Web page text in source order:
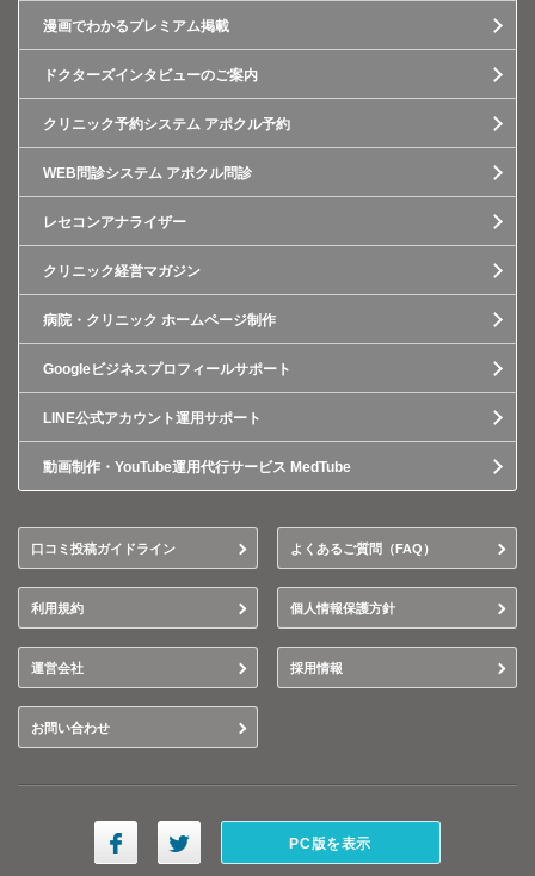
漫画でわかるプレミアム掲載
ドクターズインタビューのご案内
クリニック予約システム アポクル予約
WEB問診システム アポクル問診
レセコンアナライザー
クリニック経営マガジン
病院・クリニック ホームページ制作
Googleビジネスプロフィールサポート
LINE公式アカウント運用サポート
動画制作・YouTube運用代行サービス MedTube
口コミ投稿ガイドライン よくあるご質問（FAQ）
利用規約 個人情報保護方針
運営会社 採用情報
お問い合わせ
PC版を表示